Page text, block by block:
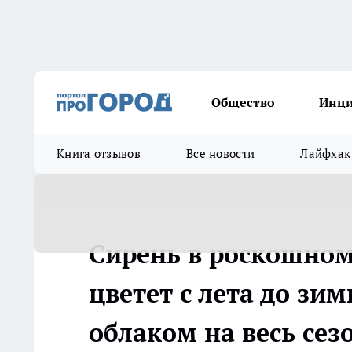
Общество
Книга отзывов Все новости Лайфхак
Сирень в
цветет с лета до
облаком на весь